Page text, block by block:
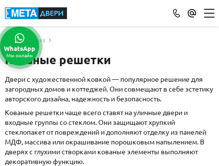
КАТАЛОГ ДВЕРЕЙ
ПО ОТДЕЛКЕ
МДФ(865)
Порошковое напыление(715)
Ламинат(21)
Массив(52)
МДФ наборный(58)
МДФ шпон(119)
С зеркалом(13)
Отделка
Кованые решетки
Двери с художественной ковкой — популярное решение для
загородных домов и коттеджей. Они совмещают в себе эстетику
авторского дизайна, надежность и безопасность.
Кованые решетки чаще всего ставят на уличные двери и
входные группы со стеклом. Они защищают хрупкий
стеклопакет от повреждений и дополняют отделку из панелей
МДФ, массива или окрашивание порошковым напылением. В
дверях с глухими створками кованые элементы выполняют
декоративную функцию.
WhatsApp
Мы онлайн